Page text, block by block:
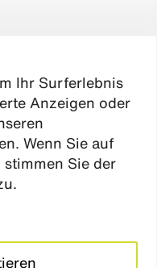
Ihr Surferlebnis
Anzeigen oder
Wenn Sie auf
Sie der